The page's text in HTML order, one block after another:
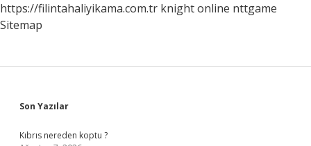
https://filintahaliyikama.com.tr knight online nttgame
Sitemap
Sidebar
Son Yazılar
Kıbrıs nereden koptu ?